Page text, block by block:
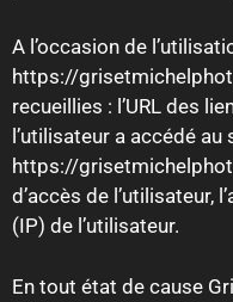
A l’occasion de
https://
recueillies : l’URL des
l’utilisateur a accédé au
https://
d’accès de l’utilisateur,
(IP) de l’utilisateur.
En tout état de cause